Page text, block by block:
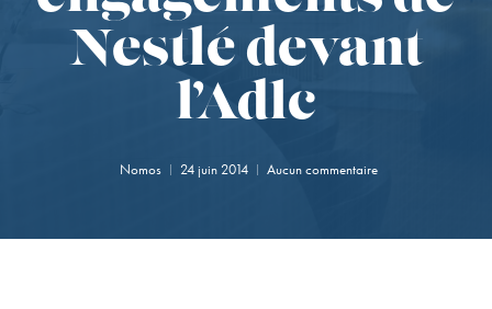
Nestlé devant
l’Adlc
Nomos 24 juin 2014 Aucun commentaire